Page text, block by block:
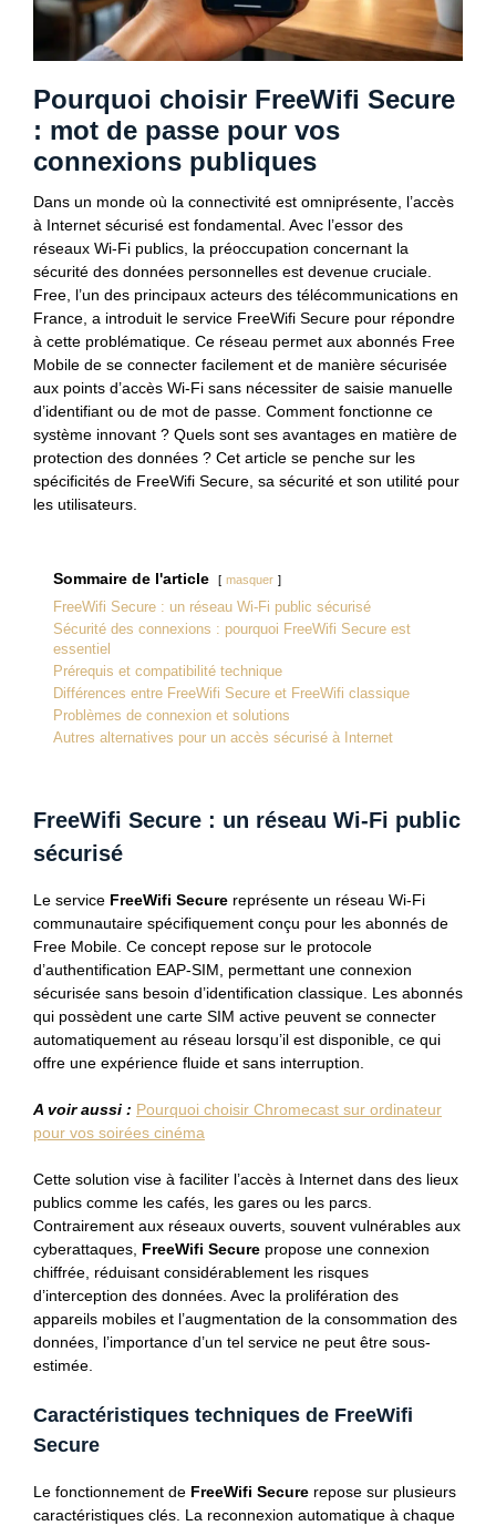
Pourquoi choisir FreeWifi Secure
: mot de passe pour vos
connexions publiques
Dans un monde où la connectivité est omniprésente, l’accès
à Internet sécurisé est fondamental. Avec l’essor des
réseaux Wi-Fi publics, la préoccupation concernant la
sécurité des données personnelles est devenue cruciale.
Free, l’un des principaux acteurs des télécommunications en
France, a introduit le service FreeWifi Secure pour répondre
à cette problématique. Ce réseau permet aux abonnés Free
Mobile de se connecter facilement et de manière sécurisée
aux points d’accès Wi-Fi sans nécessiter de saisie manuelle
d’identifiant ou de mot de passe. Comment fonctionne ce
système innovant ? Quels sont ses avantages en matière de
protection des données ? Cet article se penche sur les
spécificités de FreeWifi Secure, sa sécurité et son utilité pour
les utilisateurs.
Sommaire de l'article masquer
FreeWifi Secure : un réseau Wi-Fi public sécurisé
Sécurité des connexions : pourquoi FreeWifi Secure est
essentiel
Prérequis et compatibilité technique
Différences entre FreeWifi Secure et FreeWifi classique
Problèmes de connexion et solutions
Autres alternatives pour un accès sécurisé à Internet
FreeWifi Secure : un réseau Wi-Fi public
sécurisé
Le service FreeWifi Secure représente un réseau Wi-Fi
communautaire spécifiquement conçu pour les abonnés de
Free Mobile. Ce concept repose sur le protocole
d’authentification EAP-SIM, permettant une connexion
sécurisée sans besoin d’identification classique. Les abonnés
qui possèdent une carte SIM active peuvent se connecter
automatiquement au réseau lorsqu’il est disponible, ce qui
offre une expérience fluide et sans interruption.
A voir aussi : Pourquoi choisir Chromecast sur ordinateur
pour vos soirées cinéma
Cette solution vise à faciliter l’accès à Internet dans des lieux
publics comme les cafés, les gares ou les parcs.
Contrairement aux réseaux ouverts, souvent vulnérables aux
cyberattaques, FreeWifi Secure propose une connexion
chiffrée, réduisant considérablement les risques
d’interception des données. Avec la prolifération des
appareils mobiles et l’augmentation de la consommation des
données, l’importance d’un tel service ne peut être sous-
estimée.
Caractéristiques techniques de FreeWifi
Secure
Le fonctionnement de FreeWifi Secure repose sur plusieurs
caractéristiques clés. La reconnexion automatique à chaque